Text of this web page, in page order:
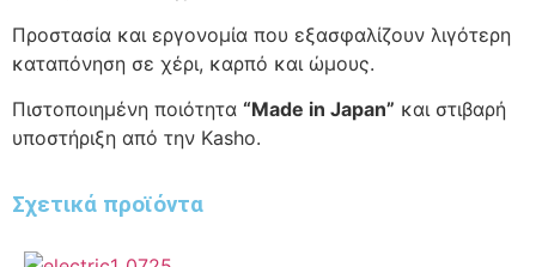
Προστασία και εργονομία που εξασφαλίζουν λιγότερη
καταπόνηση σε χέρι, καρπό και ώμους.
Πιστοποιημένη ποιότητα “Made in Japan” και στιβαρή
υποστήριξη από την Kasho.
Σχετικά προϊόντα